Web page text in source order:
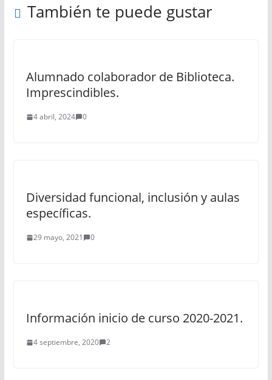
También te puede gustar
Alumnado colaborador de Biblioteca.
Imprescindibles.
4 abril, 2024 0
Diversidad funcional, inclusión y aulas
específicas.
29 mayo, 2021 0
Información inicio de curso 2020-2021.
4 septiembre, 2020 2